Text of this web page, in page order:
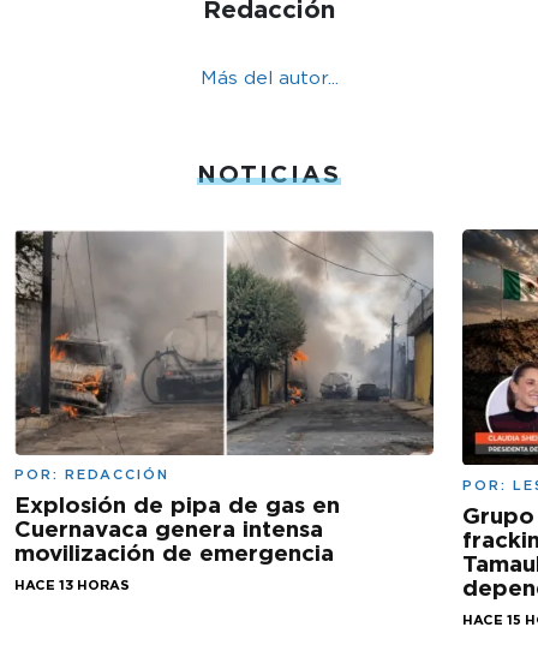
Redacción
Más del autor...
NOTICIAS
POR: REDACCIÓN
Explosión de pipa de gas en
Cuernavaca genera intensa
movilización de emergencia
HACE 13 HORAS
POR:
HACE 15